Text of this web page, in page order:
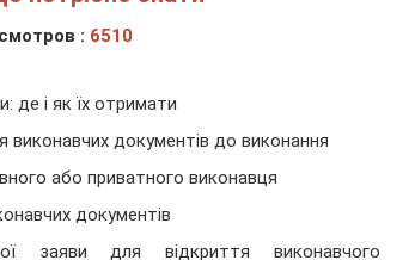
: 6510
де і як їх отримати
виконавчих документів до виконання
або приватного виконавця
документів
заяви для відкриття виконавчого